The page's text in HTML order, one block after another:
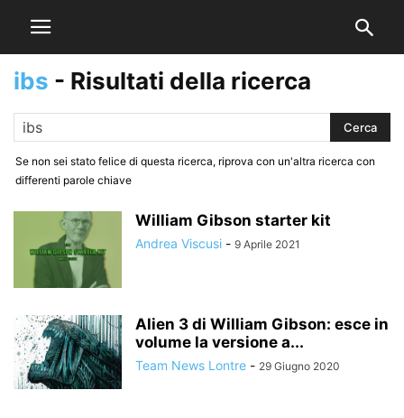
ibs - Risultati della ricerca
Se non sei stato felice di questa ricerca, riprova con un'altra ricerca con
differenti parole chiave
William Gibson starter kit
Andrea Viscusi - 9 Aprile 2021
Alien 3 di William Gibson: esce in
volume la versione a...
Team News Lontre - 29 Giugno 2020